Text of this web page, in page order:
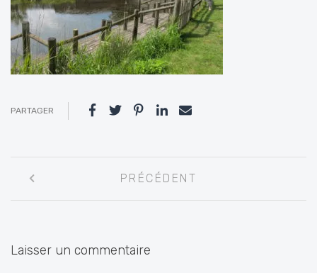
PARTAGER
entre
PRÉCÉDENT
Laisser un commentaire